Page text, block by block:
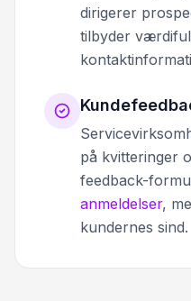
dirigerer
tilbyder
på kvitteringer
feedback-
anmeldelser,
kundernes sind.